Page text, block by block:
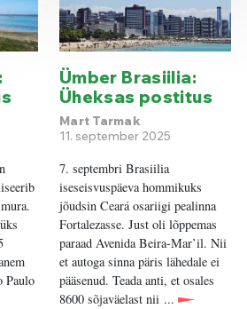
Paulo
Ümber Brasiilia:
Üheksas postitus
Mart Tarmak
11. september 2025
7. septembri Brasiilia
iseseisvuspäeva hommikuks
jõudsin Ceará osariigi pealinna
Fortalezasse. Just oli lõppemas
paraad Avenida Beira-Mar’il. Nii
et autoga sinna päris lähedale ei
pääsenud. Teada anti, et osales
8600 sõjaväelast nii ...